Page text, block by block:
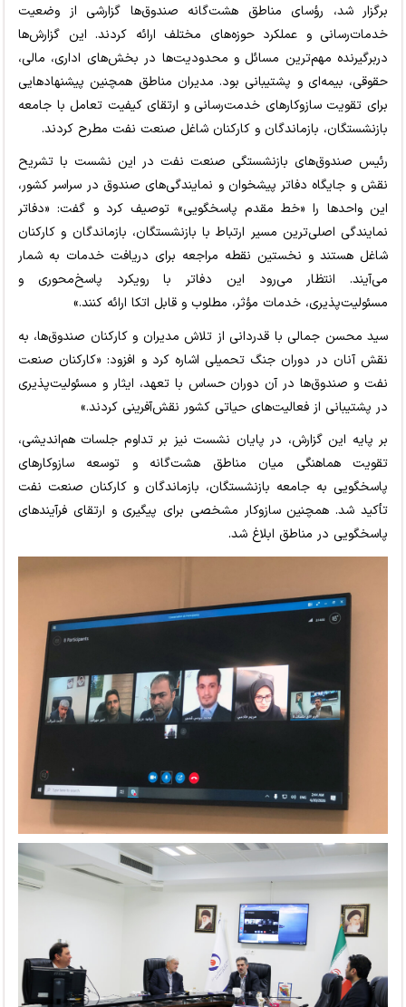
برگزار شد، رؤسای مناطق هشت‌گانه صندوق‌ها گزارشی از وضعیت
خدمات‌رسانی و عملکرد حوزه‌های مختلف ارائه کردند. این گزارش‌ها
دربرگیرنده مهم‌ترین مسائل و محدودیت‌ها در بخش‌های اداری، مالی،
حقوقی، بیمه‌ای و پشتیبانی بود. مدیران مناطق همچنین پیشنهادهایی
برای تقویت سازوکارهای خدمت‌رسانی و ارتقای کیفیت تعامل با جامعه
بازنشستگان، بازماندگان و کارکنان شاغل صنعت نفت مطرح کردند.
رئیس صندوق‌های بازنشستگی صنعت نفت در این نشست با تشریح
نقش و جایگاه دفاتر پیشخوان و نمایندگی‌های صندوق در سراسر کشور،
این واحدها را «خط مقدم پاسخگویی» توصیف کرد و گفت: «دفاتر
نمایندگی اصلی‌ترین مسیر ارتباط با بازنشستگان، بازماندگان و کارکنان
شاغل هستند و نخستین نقطه مراجعه برای دریافت خدمات به شمار
می‌آیند. انتظار می‌رود این دفاتر با رویکرد پاسخ‌محوری و
مسئولیت‌پذیری، خدمات مؤثر، مطلوب و قابل اتکا ارائه کنند.»
سید محسن جمالی با قدردانی از تلاش مدیران و کارکنان صندوق‌ها، به
نقش آنان در دوران جنگ تحمیلی اشاره کرد و افزود: «کارکنان صنعت
نفت و صندوق‌ها در آن دوران حساس با تعهد، ایثار و مسئولیت‌پذیری
در پشتیبانی از فعالیت‌های حیاتی کشور نقش‌آفرینی کردند.»
بر پایه این گزارش، در پایان نشست نیز بر تداوم جلسات هم‌اندیشی،
تقویت هماهنگی میان مناطق هشت‌گانه و توسعه سازوکارهای
پاسخگویی به جامعه بازنشستگان، بازماندگان و کارکنان صنعت نفت
تأکید شد. همچنین سازوکار مشخصی برای پیگیری و ارتقای فرآیندهای
پاسخگویی در مناطق ابلاغ شد.